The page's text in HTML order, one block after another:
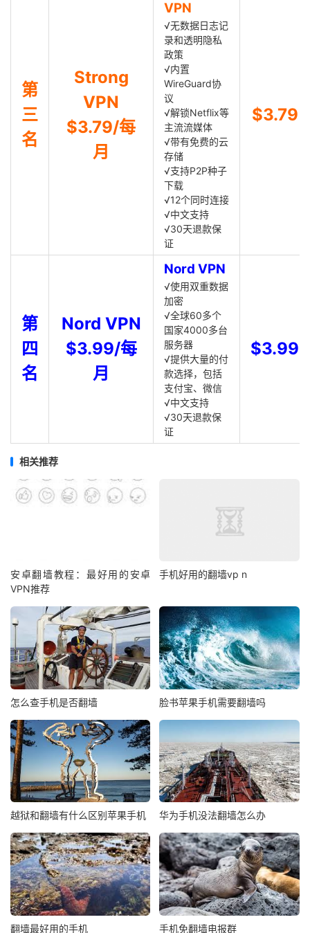
第
三
名
Strong
VPN
$3.79/每
月
VPN
√无数据日志记
录和透明隐私
政策
√内置
WireGuard协
议
√解锁Netflix等
主流流媒体
√带有免费的云
存储
√支持P2P种子
下载
√12个同时连接
√中文支持
√30天退款保
证
$3.79
第
四
名
Nord VPN
$3.99/每
月
Nord VPN
√使用双重数据
加密
√全球60多个
国家4000多台
服务器
√提供大量的付
款选择，包括
支付宝、微信
√中文支持
√30天退款保
证
$3.99
相关推荐
安卓翻墙教程：最好用的安卓
VPN推荐
手机好用的翻墙vp n
怎么查手机是否翻墙 脸书苹果手机需要翻墙吗
越狱和翻墙有什么区别苹果手机 华为手机没法翻墙怎么办
翻墙最好用的手机 手机免翻墙电报群